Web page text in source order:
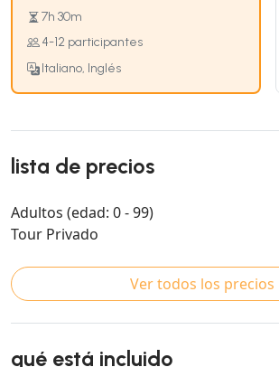
7h 30m
4-12 participantes
Italiano, Inglés
lista de precios
Adultos (edad: 0 - 99)
Tour Privado
Ver todos los precios
qué está incluido